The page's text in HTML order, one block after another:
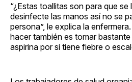
“¿Estas toallitas son para que
desinfecte las manos así no se
persona”, le explica la
hacer también es tomar
aspirina por si tiene fiebre o